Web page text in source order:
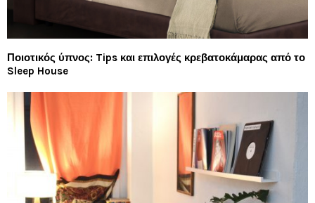
Ποιοτικός ύπνος: Tips και επιλογές κρεβατοκάμαρας από το
Sleep House